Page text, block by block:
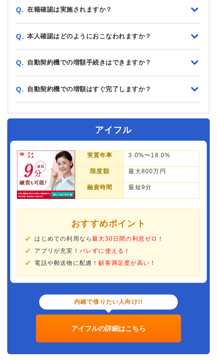
Q. 在籍確認は実施されますか？
Q. 本人確認はどのようにおこなわれますか？
Q. 自動契約機での増額手続きはできますか？
Q. 自動契約機での増額はすぐ完了しますか？
アイフル
実質年率 3.0%〜18.0%
限度額 最大800万円
融資時間 最短9分
おすすめポイント
はじめての利用なら最大30日間の利息ゼロ ！
アプリが充実！ バレずに使える ！
電話や郵送物に配慮！ 顧客満足度が高い ！
内緒で借りたい人向け!!
アイフルの詳細はこちら